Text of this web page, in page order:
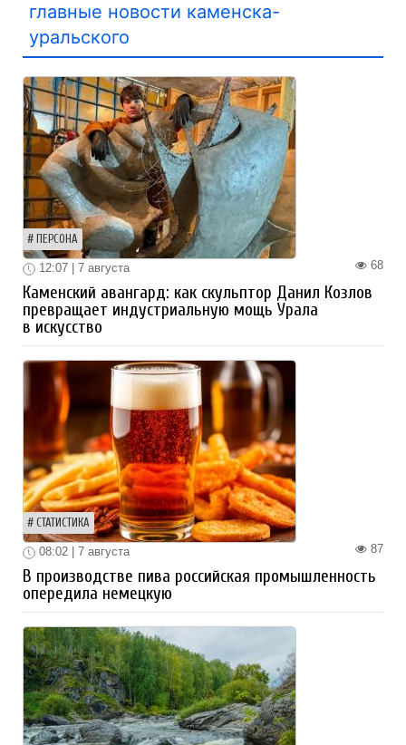
главные новости каменска-
уральского
ПЕРСОНА
68
12:07 | 7 августа
Каменский авангард: как скульптор Данил Козлов
превращает индустриальную мощь Урала
в искусство
СТАТИСТИКА
87
08:02 | 7 августа
В производстве пива российская промышленность
опередила немецкую